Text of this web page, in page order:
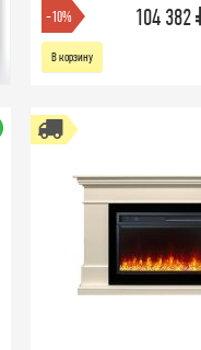
-10% 104 382
В корзину